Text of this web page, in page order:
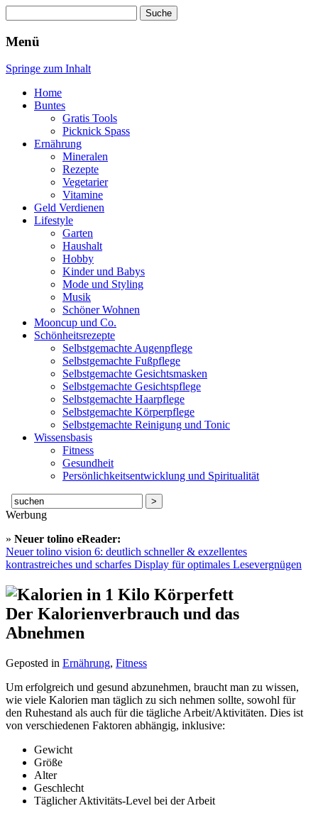
Pinkies
nach:
Menü
Springe zum Inhalt
Home
Buntes
Gratis Tools
Picknick Spass
Ernährung
Mineralen
Rezepte
Vegetarier
Vitamine
Geld Verdienen
Lifestyle
Garten
Haushalt
Hobby
Kinder und Babys
Mode und Styling
Musik
Schöner Wohnen
Mooncup und Co.
Schönheitsrezepte
Selbstgemachte Augenpflege
Selbstgemachte Fußpflege
Selbstgemachte Gesichtsmasken
Selbstgemachte Gesichtspflege
Selbstgemachte Haarpflege
Selbstgemachte Körperpflege
Selbstgemachte Reinigung und Tonic
Wissensbasis
Fitness
Gesundheit
Persönlichkeitsentwicklung und Spiritualität
Suche
nach:
Werbung
» Neuer tolino eReader:
Neuer tolino vision 6: deutlich schneller & exzellentes
kontrastreiches und scharfes Display für optimales Lesevergnügen
Der Kalorienverbrauch und das
Abnehmen
Geposted in Ernährung, Fitness
Um erfolgreich und gesund abzunehmen, braucht man zu wissen,
wie viele Kalorien man täglich zu sich nehmen sollte, sowohl für
den Ruhestand als auch für die tägliche Arbeit/Aktivitäten. Dies ist
von verschiedenen Faktoren abhängig, inklusive:
Gewicht
Größe
Alter
Geschlecht
Täglicher Aktivitäts-Level bei der Arbeit